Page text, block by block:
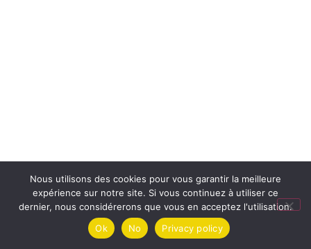
Nous utilisons des cookies pour vous garantir la meilleure
expérience sur notre site. Si vous continuez à utiliser ce
dernier, nous considérerons que vous en acceptez l'utilisation.
Ok
No Privacy policy